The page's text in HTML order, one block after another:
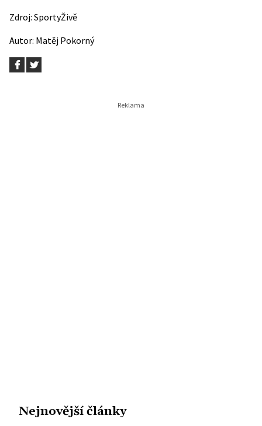
Zdroj: SportyŽivě
Autor: Matěj Pokorný
Nejnovější články